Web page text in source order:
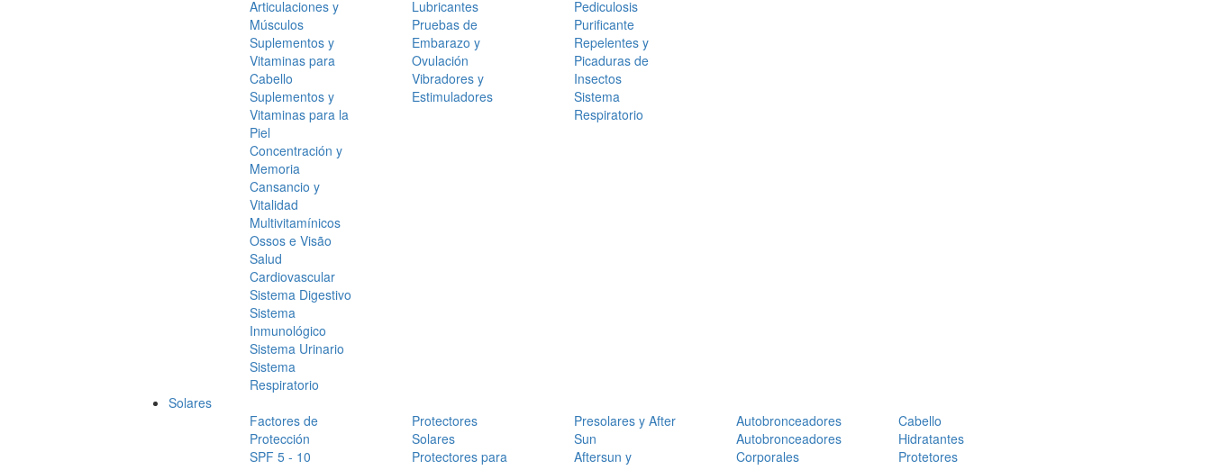
Articulaciones y
Músculos
Suplementos y
Vitaminas para
Cabello
Suplementos y
Vitaminas para la
Piel
Concentración y
Memoria
Cansancio y
Vitalidad
Multivitamínicos
Ossos e Visão
Salud
Cardiovascular
Sistema Digestivo
Sistema
Inmunológico
Sistema Urinario
Sistema
Respiratorio
Lubricantes
Pruebas de
Embarazo y
Ovulación
Vibradores y
Estimuladores
Pediculosis
Purificante
Repelentes y
Picaduras de
Insectos
Sistema
Respiratorio
Solares
Factores de
Protección
SPF 5 - 10
Protectores
Solares
Protectores para
Presolares y After
Sun
Aftersun y
Autobronceadores
Autobronceadores
Corporales
Cabello
Hidratantes
Protetores